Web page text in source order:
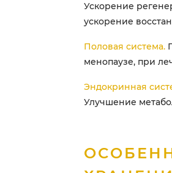
Ускорение
ускорение
Половая система.
менопаузе, при
Эндокринная
Улучшение